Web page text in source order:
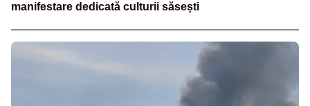
manifestare dedicată culturii săsești